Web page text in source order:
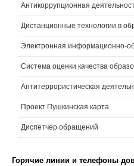
Антикоррупционная
Дистанционные технологии в
Электронная информационно-
Система оценки качества
Антитеррористическая
Проект Пушкинская карта
Диспетчер обращений
Горячие линии и телефоны